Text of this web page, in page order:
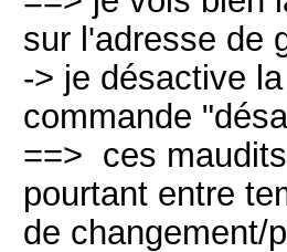
sur l'adresse de
-> je désactive
commande
==> ces
pourtant entre
de changement/